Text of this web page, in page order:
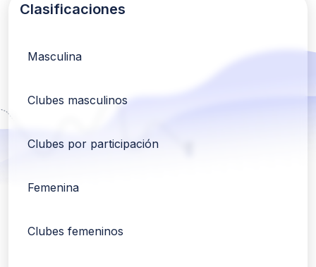
Clasificaciones
Masculina
Clubes masculinos
Clubes por participación
Femenina
Clubes femeninos